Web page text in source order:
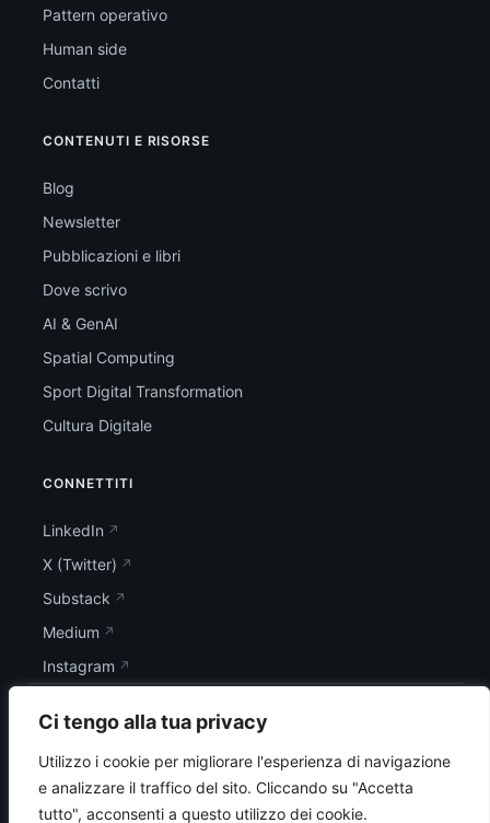
Ci tengo alla tua privacy
Utilizzo i cookie per migliorare l'esperienza di navigazione
e analizzare il traffico del sito. Cliccando su "Accetta
tutto", acconsenti a questo utilizzo dei cookie.
Pattern operativo
Human side
Contatti
CONTENUTI E RISORSE
Blog
Newsletter
Pubblicazioni e libri
Dove scrivo
AI & GenAI
Spatial Computing
Sport Digital Transformation
Cultura Digitale
CONNETTITI
LinkedIn
X (Twitter)
Substack
Medium
Instagram